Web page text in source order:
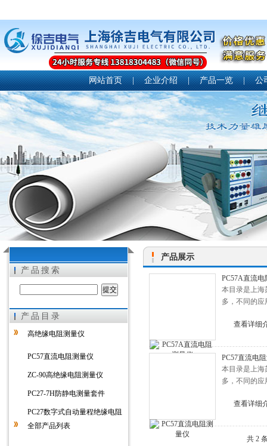
上海徐吉电气有限公司
网站首页 | 企业介绍 | 产品一览 | 公
产品搜索
产品目录
高绝缘电阻测量仪
PC57直流电阻测量仪
ZC-90高绝缘电阻测量仪
PC27-7H防静电测量套件
PC27数字式自动量程绝缘电阻
全部产品列表
产品展示
PC57A直流电
本目录是上海
多，不同的
查看详细
PC57直流电
本目录是上海
多，不同的
查看详细
共 2